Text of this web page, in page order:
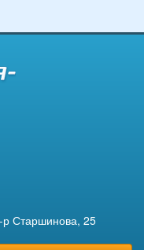
Старшинова, 25